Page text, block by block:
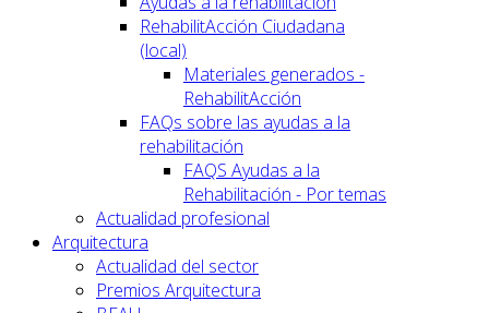
RehabilitAcción Ciudadana
(local)
Materiales generados -
RehabilitAcción
FAQs sobre las ayudas a la
rehabilitación
FAQS Ayudas a la
Rehabilitación - Por temas
Actualidad profesional
Arquitectura
Actualidad del sector
Premios Arquitectura